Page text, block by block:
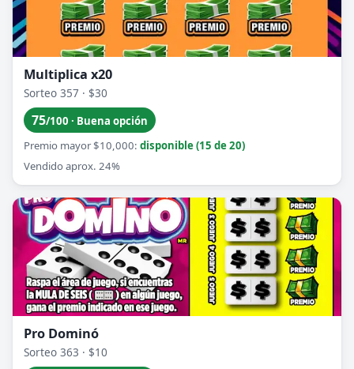
Multiplica x20
Sorteo 357 · $30
75/100 · Buena opción
Premio mayor $10,000: disponible (15 de 20)
Vendido aprox. 24%
Pro Dominó
Sorteo 363 · $10